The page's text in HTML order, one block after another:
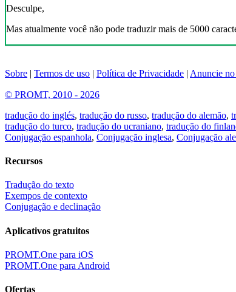
Desculpe,
Mas atualmente você não pode traduzir mais de 5000
Sobre | Termos de uso | Política de Privacidade | Anuncie
© PROMT, 2010 - 2026
tradução do inglés, tradução do russo, tradução do alemão,
tradução do turco, tradução do ucraniano, tradução do
Conjugação espanhola, Conjugação inglesa, Conjugação
Recursos
Tradução do texto
Exempos de contexto
Conjugação e declinação
Aplicativos gratuitos
PROMT.One para iOS
PROMT.One para Android
Ofertas